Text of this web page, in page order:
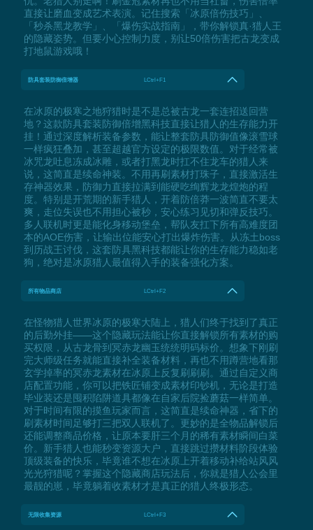
直接让磨血变成艺术表演。记住搜索「冰原倍伤技巧」、
「秒杀黑龙教学」、「爆伤实战指南」，带你解锁真·猎人王
的隐藏姿势。但要小心控制力度，别让50倍伤害把古龙变成
打地鼠游戏哦！
防具套装防御倍增器 LCtrl+F1
在冰原的极寒之地狩猎时是不是总被古龙一套连招送回营
地？这款防具套装防御倍增黑科技直接让猎人的生存能力开
挂！通过深度解析装备参数，能让整套防具防御值像滚雪球
一样疯狂叠加，甚至超越官方设定的极限数值。对于经常被
冰咒龙吐息冻成冰雕，或者打黑龙时扛不住龙车的猎人来
说，这简直是续命神装。不用再刷素材打珠子，直接激活生
存神器效果，防御力直接拉满到能硬吃绚辉龙龙煌炮的程
度。特别是开荒期的新手猎人，开着防倍莽一波简直不要太
爽，走位失误也不用担心被秒，安心练习见切和弹反技巧。
多人联机时更是能化身移动堡垒，帮队友扛下所有高难度团
本的AOE伤害，让输出位能安心打出爆炸伤害。从冻土boss
到历战王讨伐，这套防具黑科技都能让你的生存能力稳如老
狗，绝对是冰原猎人最值得入手的装备强化方案。
所有物品商店 LCtrl+F2
在怪物猎人世界冰原的极寒大陆上，猎人们终于找到了真正
的后勤外挂——这个隐藏玩法能让你直接解锁所有素材的购
买权限，从古龙骨到冥赤龙幽玉统统明码标价。想象下刚刷
完大师级任务就能直接补全装备材料，再也不用蹲营地看那
玄学掉率的冥赤龙素材在冰原上反复刷刷刷。通过自定义商
店配置功能，你可以把铁匠铺变成素材印钞机，无论是打造
毕业装还是囤积陷阱道具都像在自家后院捡蘑菇一样简单。
对于时间有限的摸鱼玩家而言，这简直是续命神器，省下的
刷素材时间足够打三把双人联机了。更妙的是全物品解锁后
还能调整商品价格，让原本要肝三个月的稀有素材瞬间白菜
价。新手猎人也能秒变资源大户，直接跳过攒材料阶段体验
顶级装备的快乐，毕竟谁不想在冰原上开着移动补给站风风
光光狩猎呢？掌握这个隐藏商店玩法后，你就是猎人公会里
最靓的崽，毕竟躺着收素材才是真正的猎人终极形态。
无限收集资源 LCtrl+F3